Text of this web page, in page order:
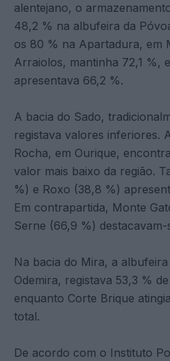
alentejano, o
48,2 % na albufeira da
os 80 % na Apartadura, em
Arraiolos, mantinha 72,1 %,
apresentava 66,2 %.
A bacia do Sado,
registava valores inferiores.
Rocha, em Ourique,
valor mais baixo da região.
%) e Roxo (38,8 %)
Em contrapartida, Monte
Serne (66,9 %)
Na bacia do Mira, a
Odemira, registava 53,3 %
enquanto Corte Brique
total.
De acordo com o Instituto